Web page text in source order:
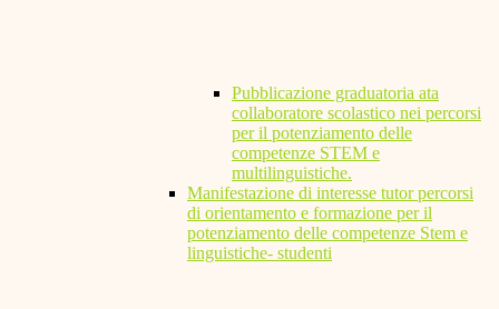
Pubblicazione graduatoria ata
collaboratore scolastico nei percorsi
per il potenziamento delle
competenze STEM e
multilinguistiche.
Manifestazione di interesse tutor percorsi
di orientamento e formazione per il
potenziamento delle competenze Stem e
linguistiche- studenti